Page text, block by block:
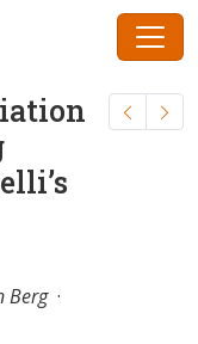
Berg·